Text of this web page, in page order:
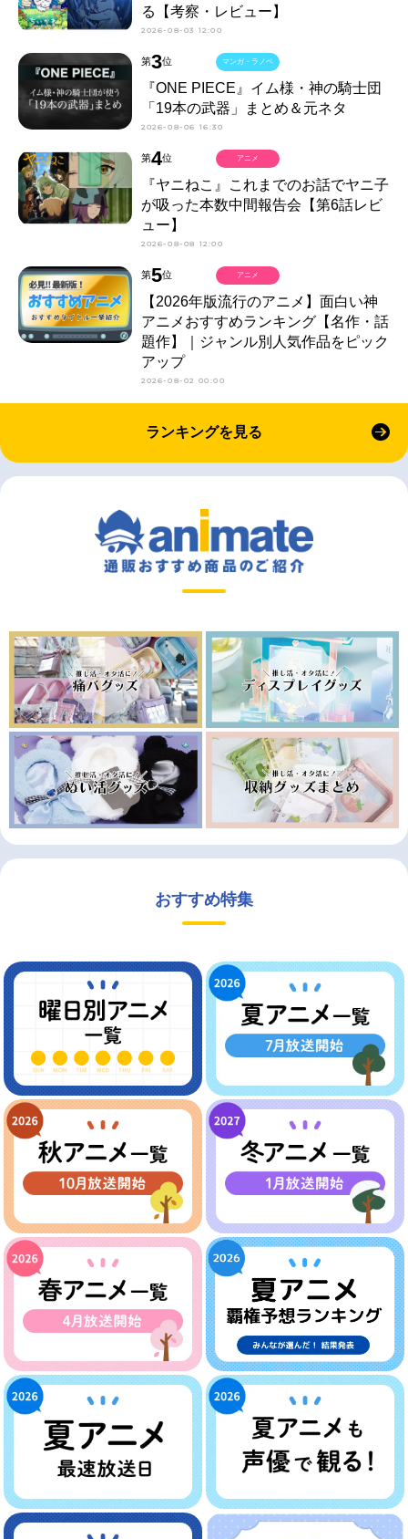
る【考察・レビュー】
2026-08-03 12:00
第3位
『ONE PIECE』イム様・神の騎士団
「19本の武器」まとめ＆元ネタ
2026-08-06 16:30
マンガ・ラノベ
第4位
『ヤニねこ』これまでのお話でヤニ子
が吸った本数中間報告会【第6話レビ
ュー】
2026-08-08 12:00
アニメ
第5位
【2026年版流行のアニメ】面白い神
アニメおすすめランキング【名作・話
題作】｜ジャンル別人気作品をピック
アップ
2026-08-02 00:00
アニメ
ランキングを見る
おすすめ特集